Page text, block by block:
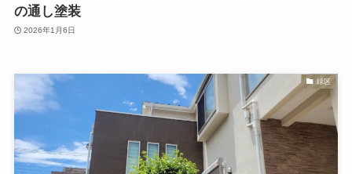
の通し塗装
2026年1月6日
緑区